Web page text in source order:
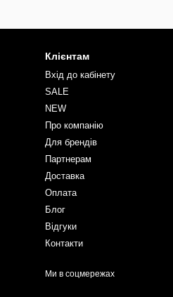
Клієнтам
Вхід до кабінету
SALE
NEW
Про компанію
Для брендів
Партнерам
Доставка
Оплата
Блог
Відгуки
Контакти
Ми в соцмережах